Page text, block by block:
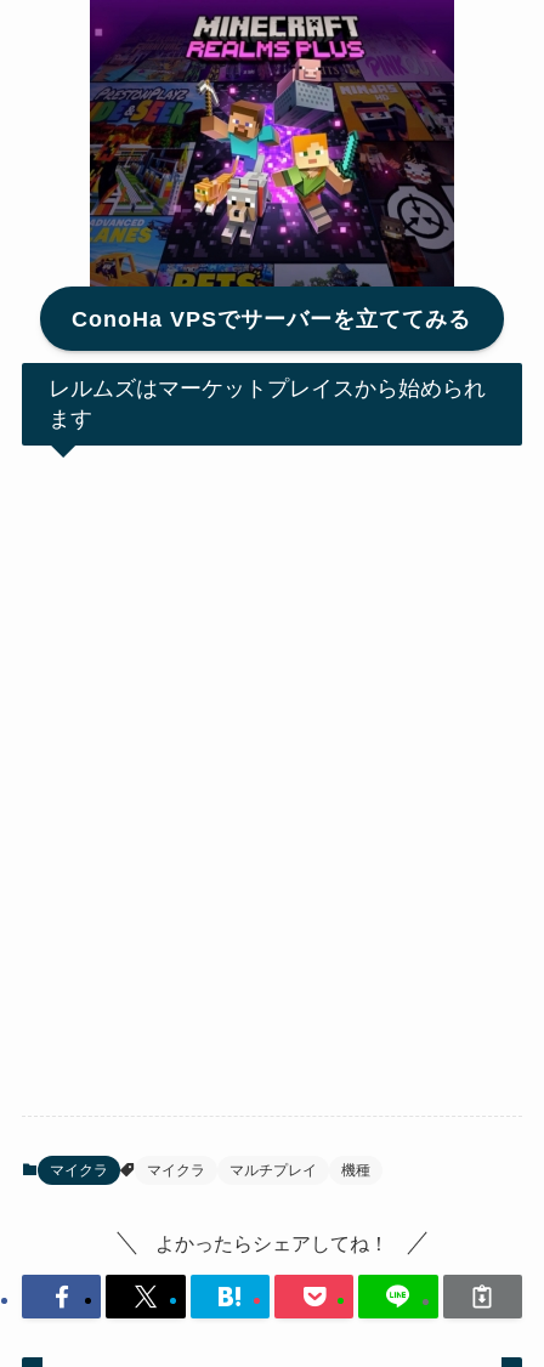
ConoHa VPSでサーバーを立ててみる
レルムズはマーケットプレイスから始められ
ます
マイクラ マイクラ マルチプレイ 機種
よかったらシェアしてね！